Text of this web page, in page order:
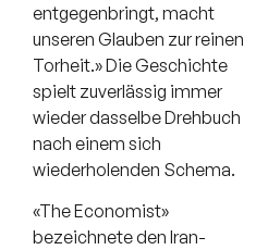
entgegenbringt, macht
unseren Glauben zur reinen
Torheit.» Die Geschichte
spielt zuverlässig immer
wieder dasselbe Drehbuch
nach einem sich
wiederholenden Schema.
«The Economist»
bezeichnete den Iran-